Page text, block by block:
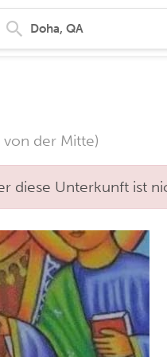
von der Mitte)
diese Unterkunft ist